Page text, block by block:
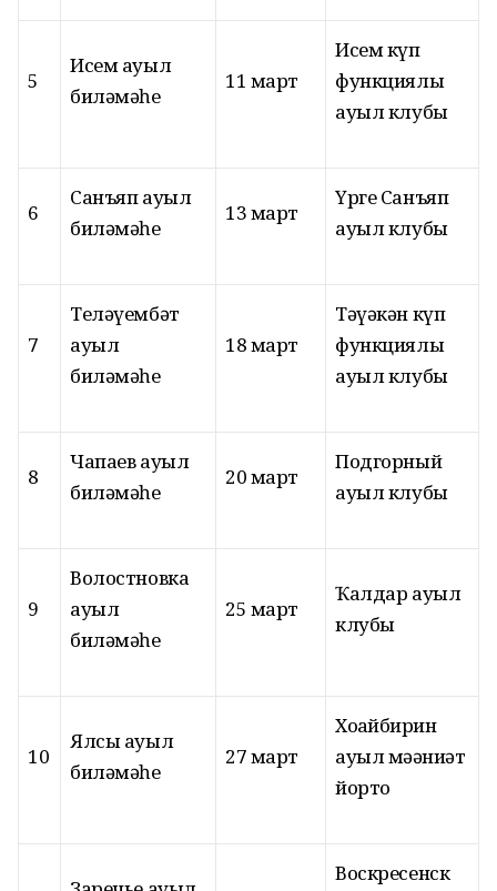
5
Исем ауыл
биләмәһе
11 март
Исем күп
функциялы
ауыл клубы
6
Санъяп ауыл
биләмәһе
13 март
Үрге Санъяп
ауыл клубы
7
Теләүембәт
ауыл
биләмәһе
18 март
Тәүәкән күп
функциялы
ауыл клубы
8
Чапаев ауыл
биләмәһе
20 март
Подгорный
ауыл клубы
9
Волостновка
ауыл
биләмәһе
25 март
Ҡалдар ауыл
клубы
10
Ялсы ауыл
биләмәһе
27 март
Хоҙайбирҙин
ауыл мәҙәниәт
йорто
Воскресенск